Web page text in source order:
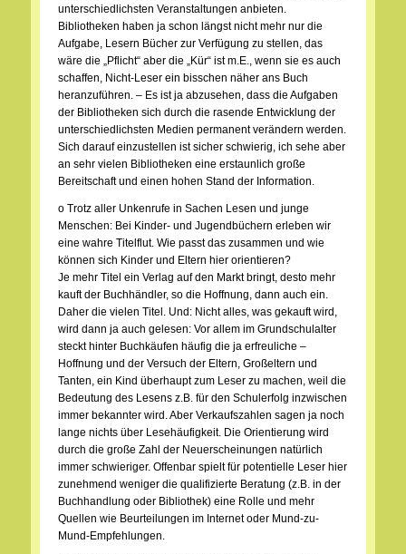
unterschiedlichsten Veranstaltungen anbieten.
Bibliotheken haben ja schon längst nicht mehr nur die
Aufgabe, Lesern Bücher zur Verfügung zu stellen, das
wäre die „Pflicht“ aber die „Kür“ ist m.E., wenn sie es auch
schaffen, Nicht-Leser ein bisschen näher ans Buch
heranzuführen. – Es ist ja abzusehen, dass die Aufgaben
der Bibliotheken sich durch die rasende Entwicklung der
unterschiedlichsten Medien permanent verändern werden.
Sich darauf einzustellen ist sicher schwierig, ich sehe aber
an sehr vielen Bibliotheken eine erstaunlich große
Bereitschaft und einen hohen Stand der Information.
o Trotz aller Unkenrufe in Sachen Lesen und junge
Menschen: Bei Kinder- und Jugendbüchern erleben wir
eine wahre Titelflut. Wie passt das zusammen und wie
können sich Kinder und Eltern hier orientieren?
Je mehr Titel ein Verlag auf den Markt bringt, desto mehr
kauft der Buchhändler, so die Hoffnung, dann auch ein.
Daher die vielen Titel. Und: Nicht alles, was gekauft wird,
wird dann ja auch gelesen: Vor allem im Grundschulalter
steckt hinter Buchkäufen häufig die ja erfreuliche –
Hoffnung und der Versuch der Eltern, Großeltern und
Tanten, ein Kind überhaupt zum Leser zu machen, weil die
Bedeutung des Lesens z.B. für den Schulerfolg inzwischen
immer bekannter wird. Aber Verkaufszahlen sagen ja noch
lange nichts über Lesehäufigkeit. Die Orientierung wird
durch die große Zahl der Neuerscheinungen natürlich
immer schwieriger. Offenbar spielt für potentielle Leser hier
zunehmend weniger die qualifizierte Beratung (z.B. in der
Buchhandlung oder Bibliothek) eine Rolle und mehr
Quellen wie Beurteilungen im Internet oder Mund-zu-
Mund-Empfehlungen.